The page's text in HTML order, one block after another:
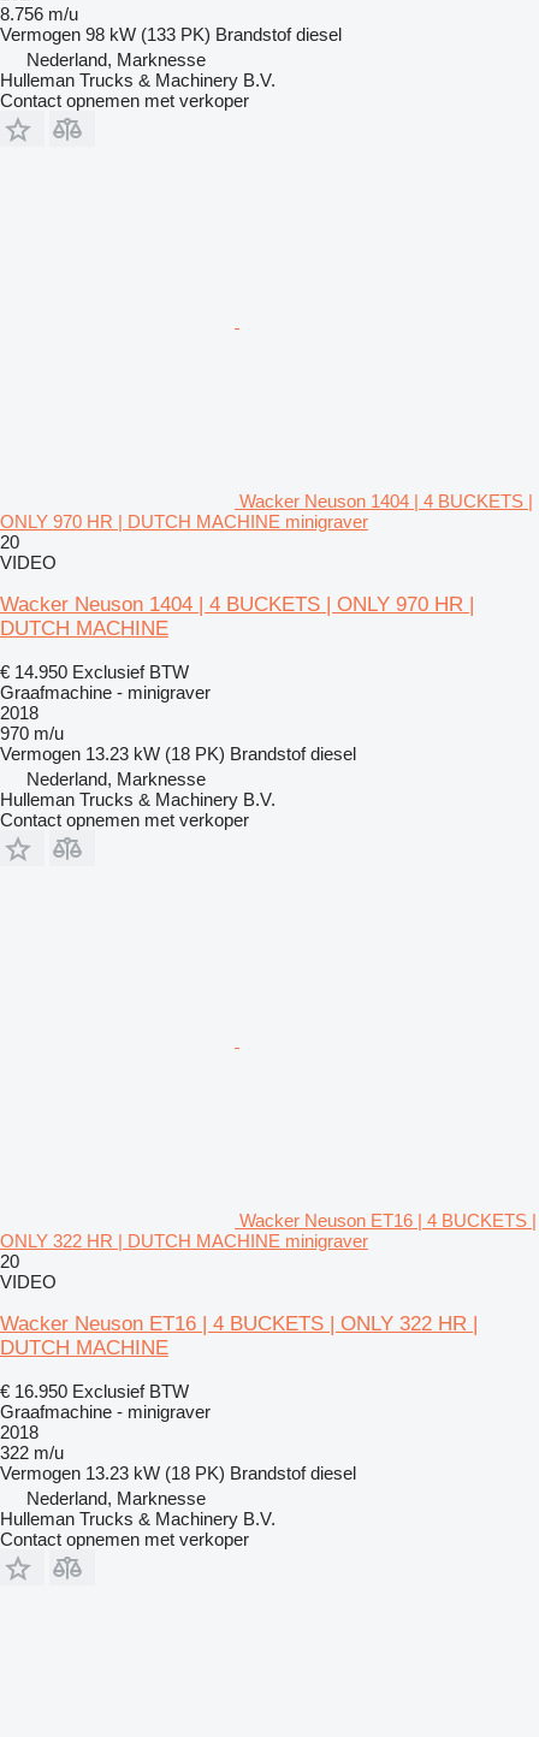
8.756 m/u
Vermogen 98 kW (133 PK) Brandstof diesel
Nederland, Marknesse
Hulleman Trucks & Machinery B.V.
Contact opnemen met verkoper
Wacker Neuson 1404 | 4 BUCKETS |
ONLY 970 HR | DUTCH MACHINE minigraver
20
VIDEO
Wacker Neuson 1404 | 4 BUCKETS | ONLY 970 HR |
DUTCH MACHINE
€ 14.950 Exclusief BTW
Graafmachine - minigraver
2018
970 m/u
Vermogen 13.23 kW (18 PK) Brandstof diesel
Nederland, Marknesse
Hulleman Trucks & Machinery B.V.
Contact opnemen met verkoper
Wacker Neuson ET16 | 4 BUCKETS |
ONLY 322 HR | DUTCH MACHINE minigraver
20
VIDEO
Wacker Neuson ET16 | 4 BUCKETS | ONLY 322 HR |
DUTCH MACHINE
€ 16.950 Exclusief BTW
Graafmachine - minigraver
2018
322 m/u
Vermogen 13.23 kW (18 PK) Brandstof diesel
Nederland, Marknesse
Hulleman Trucks & Machinery B.V.
Contact opnemen met verkoper